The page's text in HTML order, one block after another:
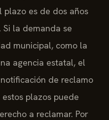
es de dos años
. Si la demanda se
municipal, como la
agencia estatal, el
de reclamo
plazos puede
a reclamar. Por